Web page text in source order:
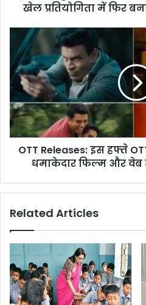
इतिहास
खेल प्रतियोगिता में फिर
Releases:
इस
हफ्ते
OTT
रिलीज
हो
रही
और
देखें
लिस्ट
OTT Releases: इस हफ्ते
धमाकेदार फिल्म और वेब
Related Articles